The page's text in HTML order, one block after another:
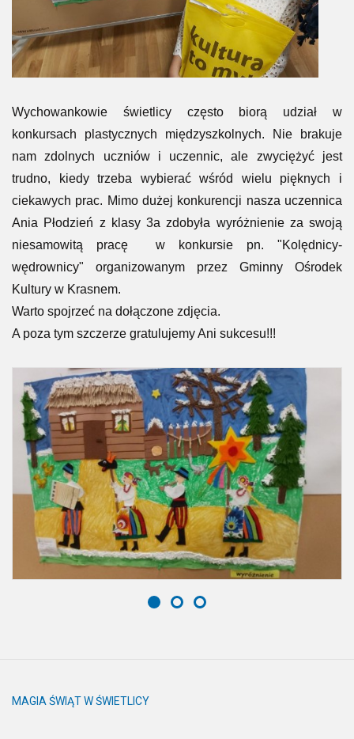
Wychowankowie świetlicy często biorą udział w
konkursach plastycznych międzyszkolnych. Nie brakuje
nam zdolnych uczniów i uczennic, ale zwyciężyć jest
trudno, kiedy trzeba wybierać wśród wielu pięknych i
ciekawych prac. Mimo dużej konkurencji nasza uczennica
Ania Płodzień z klasy 3a zdobyła wyróżnienie za swoją
niesamowitą pracę w konkursie pn. "Kolędnicy-
wędrownicy" organizowanym przez Gminny Ośrodek
Kultury w Krasnem.
Warto spojrzeć na dołączone zdjęcia.
A poza tym szczerze gratulujemy Ani sukcesu!!!
MAGIA ŚWIĄT W ŚWIETLICY